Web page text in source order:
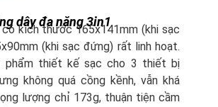
dây đa năng 3in1
kích thước 165x141mm (khi sạc
(khi sạc đứng) rất linh hoạt.
phẩm thiết kế sạc cho 3 thiết bị
không quá cồng kềnh, vẫn khá
lượng chỉ 173g, thuận tiện cầm